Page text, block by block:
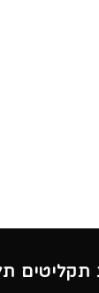
תקליטים